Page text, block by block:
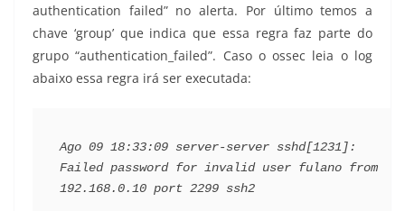
authentication failed” no alerta. Por último temos a
chave ‘group’ que indica que essa regra faz parte do
grupo “authentication_failed”. Caso o ossec leia o log
abaixo essa regra irá ser executada:
Ago 09 18:33:09 server-server sshd[1231]:
Failed password for invalid user fulano from
192.168.0.10 port 2299 ssh2